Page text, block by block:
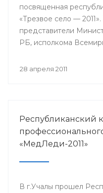
посвященная
«Трезвое село —
представители
РБ, исполкома
Башкортостан».
28 апреля 2011
Республиканский
«МедЛеди-2011»
В г.Учалы прошел